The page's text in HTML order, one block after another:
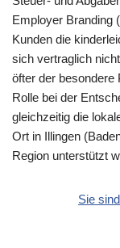
Employer Branding
Kunden die
sich vertraglich
öfter der besondere
Rolle bei der
gleichzeitig die
Ort in Illingen
Region unterstützt
Sie